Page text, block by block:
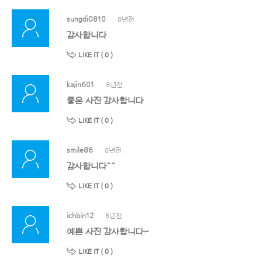
sungdi0810 8년전
감사합니다
LIKE IT ( 0 )
kajin601 8년전
좋은 사진 감사합니다
LIKE IT ( 0 )
smile86 8년전
감사합니다^^
LIKE IT ( 0 )
ichbin12 8년전
예쁜 사진 감사합니다~
LIKE IT ( 0 )